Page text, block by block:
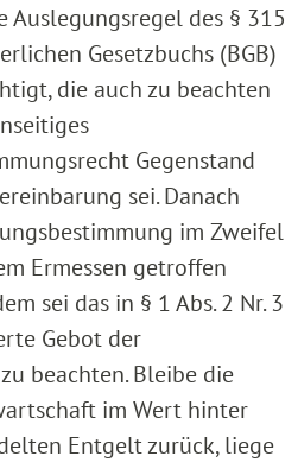
Auslegungsregel des § 315
Gesetzbuchs (BGB)
die auch zu beachten
Gegenstand
sei. Danach
im Zweifel
Ermessen getroffen
sei das in § 1 Abs. 2 Nr. 3
Gebot der
beachten. Bleibe die
im Wert hinter
Entgelt zurück, liege